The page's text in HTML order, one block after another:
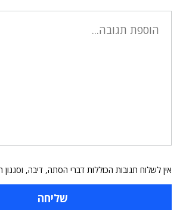
אין לשלוח תגובות הכוללות דברי הסתה, דיבה,